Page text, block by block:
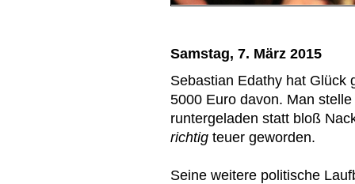
Samstag, 7. März 2015
Sebastian Edathy hat Glück
5000 Euro davon. Man
runtergeladen statt bloß
richtig teuer geworden.
Seine weitere politische